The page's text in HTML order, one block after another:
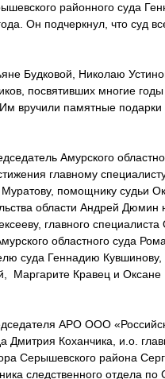
районного суда
Он подчеркнул, что суд
Будковой, Николаю
посвятивших многие
вручили памятные подарки
Амурского
главному
помощнику судьи
области Андрей Дюмин
главного специалиста
областного суда
суда Геннадию
Маргарите Кравец и
АРО ООО
Дмитрия Коханчика, и.о.
Серышевского района
следственного отдела